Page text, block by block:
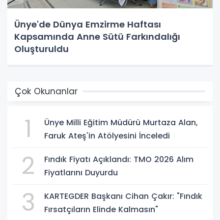
Ünye'de Dünya Emzirme Haftası
Kapsamında Anne Sütü Farkındalığı
Oluşturuldu
Çok Okunanlar
1
Ünye Milli Eğitim Müdürü Murtaza Alan,
Faruk Ateş'in Atölyesini İnceledi
2
Fındık Fiyatı Açıklandı: TMO 2026 Alım
Fiyatlarını Duyurdu
3
KARTEGDER Başkanı Cihan Çakır: "Fındık
Fırsatçıların Elinde Kalmasın"